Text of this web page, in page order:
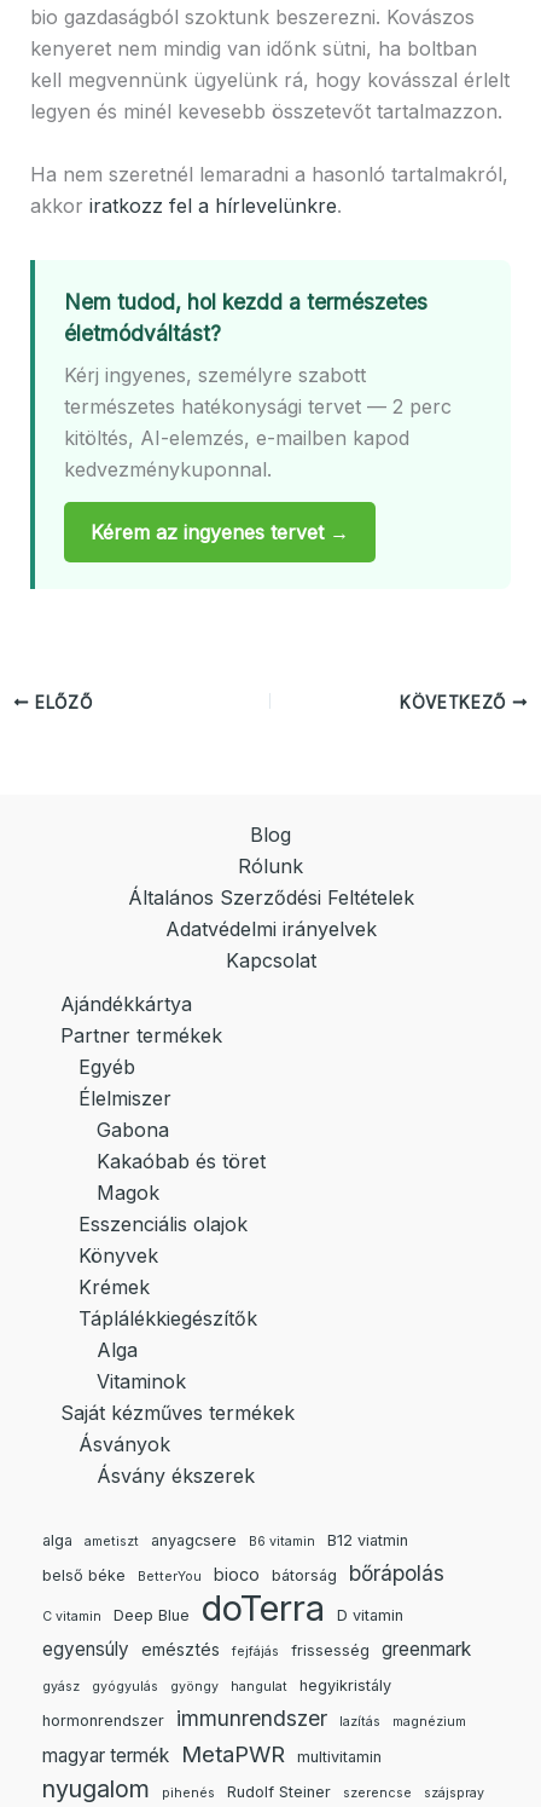
bio gazdaságból szoktunk beszerezni. Kovászos
kenyeret nem mindig van időnk sütni, ha boltban
kell megvennünk ügyelünk rá, hogy kovásszal érlelt
legyen és minél kevesebb összetevőt tartalmazzon.
Ha nem szeretnél lemaradni a hasonló tartalmakról,
akkor iratkozz fel a hírlevelünkre.
Nem tudod, hol kezdd a természetes
életmódváltást?
Kérj ingyenes, személyre szabott
természetes hatékonysági tervet — 2 perc
kitöltés, AI-elemzés, e-mailben kapod
kedvezménykuponnal.
Kérem az ingyenes tervet →
ELŐZŐ KÖVETKEZŐ
Blog
Rólunk
Általános Szerződési Feltételek
Adatvédelmi irányelvek
Kapcsolat
Ajándékkártya
Partner termékek
Egyéb
Élelmiszer
Gabona
Kakaóbab és töret
Magok
Esszenciális olajok
Könyvek
Krémek
Táplálékkiegészítők
Alga
Vitaminok
Saját kézműves termékek
Ásványok
Ásvány ékszerek
alga ametiszt anyagcsere B6 vitamin
B12 viatmin
belső béke
BetterYou bioco bátorság bőrápolás
C vitamin Deep Blue doTerra D vitamin
egyensúly emésztés fejfájás frissesség greenmark
gyász gyógyulás gyöngy hangulat
hegyikristály
hormonrendszer
immunrendszer lazítás magnézium
magyar termék MetaPWR multivitamin
nyugalom pihenés Rudolf Steiner szerencse szájspray